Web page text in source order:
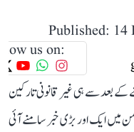
Published: 14
us on:
بعد سے ہی غیر قانونی تارکین
ایک اور بڑی خبر سامنے آئی